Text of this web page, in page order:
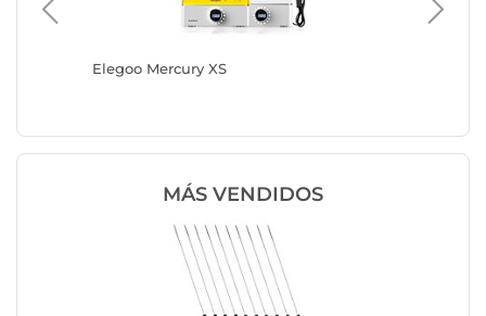
Elegoo Mercury XS
MÁS VENDIDOS